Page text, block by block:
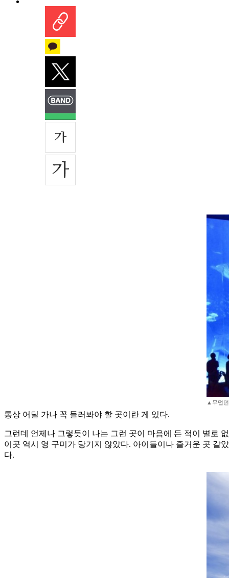
▲무덥
통상 어딜 가나 꼭 들러봐야 할 곳이란 게 있다.
그런데 언제나 그렇듯이 나는 그런 곳이 마음에 든 적이 별로
이곳 역시 영 구미가 당기지 않았다. 아이들이나 즐거운 곳 같
다.